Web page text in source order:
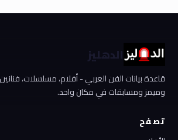
الدهليز
قاعدة بيانات الفن العربي - أفلام، مسلسلات،
وميمز ومسابقات في مكان واحد.
تصفح